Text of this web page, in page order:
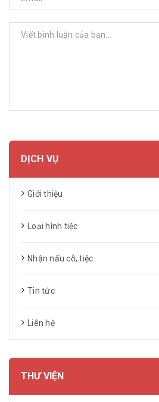
DỊCH VỤ
Giới thiệu
Loại hình tiệc
Nhận nấu cỗ, tiệc
Tin tức
Liên hệ
THƯ VIỆN